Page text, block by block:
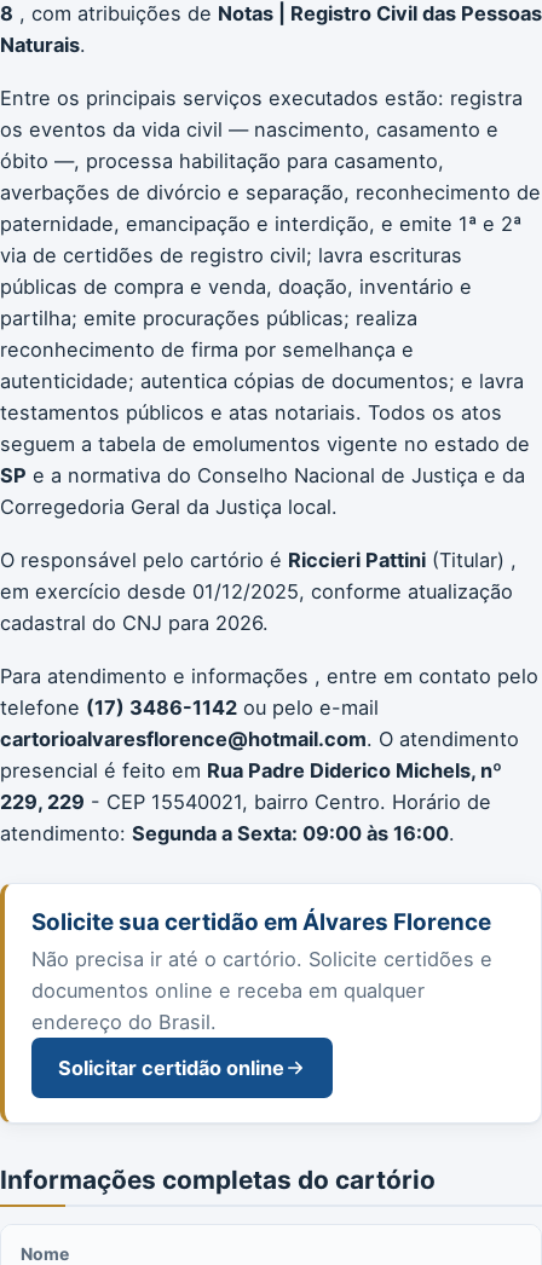
8 , com atribuições de Notas | Registro Civil das Pessoas
Naturais.
Entre os principais serviços executados estão: registra
os eventos da vida civil — nascimento, casamento e
óbito —, processa habilitação para casamento,
averbações de divórcio e separação, reconhecimento de
paternidade, emancipação e interdição, e emite 1ª e 2ª
via de certidões de registro civil; lavra escrituras
públicas de compra e venda, doação, inventário e
partilha; emite procurações públicas; realiza
reconhecimento de firma por semelhança e
autenticidade; autentica cópias de documentos; e lavra
testamentos públicos e atas notariais. Todos os atos
seguem a tabela de emolumentos vigente no estado de
SP e a normativa do Conselho Nacional de Justiça e da
Corregedoria Geral da Justiça local.
O responsável pelo cartório é Riccieri Pattini (Titular) ,
em exercício desde 01/12/2025, conforme atualização
cadastral do CNJ para 2026.
Para atendimento e informações , entre em contato pelo
telefone (17) 3486-1142 ou pelo e-mail
cartorioalvaresflorence@hotmail.com. O atendimento
presencial é feito em Rua Padre Diderico Michels, nº
229, 229 - CEP 15540021, bairro Centro. Horário de
atendimento: Segunda a Sexta: 09:00 às 16:00.
Solicite sua certidão em Álvares Florence
Não precisa ir até o cartório. Solicite certidões e
documentos online e receba em qualquer
endereço do Brasil.
Solicitar certidão online
Informações completas do cartório
Nome